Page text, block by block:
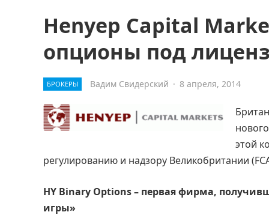
Henyep Capital
опционы под
БРОКЕРЫ Вадим Свидерский · 8 апреля, 2014
этой
регулированию и надзору Великобритании
HY Binary Options – первая фирма,
игры»